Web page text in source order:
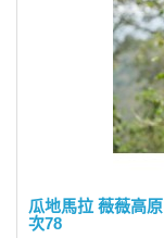
瓜地馬拉 薇薇高
次78